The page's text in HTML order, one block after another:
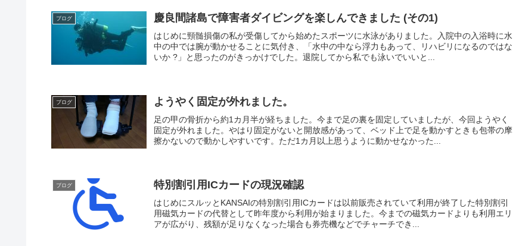
ブログ 慶良間諸島で障害者ダイビングを楽しんできました (その1)
はじめに頸髄損傷の私が受傷してから始めたスポーツに水泳がありました。入院中の入浴時に水
中の中では腕が動かせることに気付き、「水中の中なら浮力もあって、リハビリになるのではな
いか ?」と思ったのがきっかけでした。退院してから私でも泳いでいいと...
ブログ ようやく固定が外れました。
足の甲の骨折から約1カ月半が経ちました。今まで足の裏を固定していましたが、今回ようやく
固定が外れました。やはり固定がないと開放感があって、ベッド上で足を動かすときも包帯の摩
擦かないので動かしやすいです。ただ1カ月以上思うように動かせなかった...
ブログ 特別割引用ICカードの現況確認
はじめにスルッとKANSAIの特別割引用ICカードは以前販売されていて利用が終了した特別割引
用磁気カードの代替として昨年度から利用が始まりました。今までの磁気カードよりも利用エリ
アが広がり、残額が足りなくなった場合も券売機などでチャーチでき...